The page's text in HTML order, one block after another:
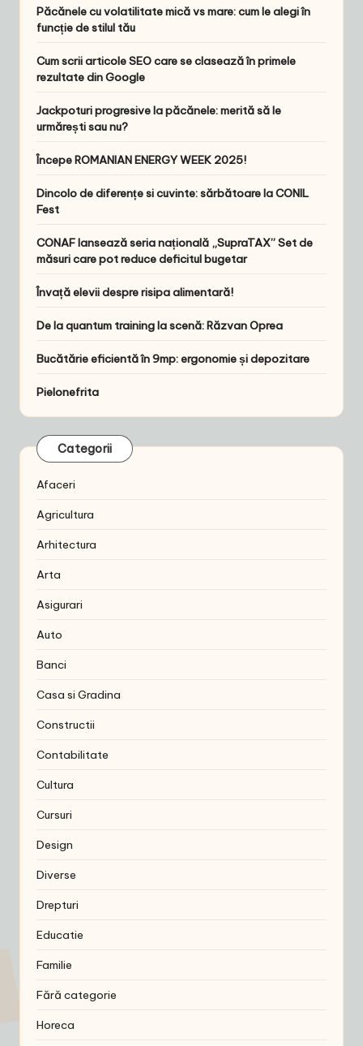
Păcănele cu volatilitate mică vs mare: cum le alegi în
funcție de stilul tău
Cum scrii articole SEO care se clasează în primele
rezultate din Google
Jackpoturi progresive la păcănele: merită să le
urmărești sau nu?
Începe ROMANIAN ENERGY WEEK 2025!
Dincolo de diferențe si cuvinte: sărbătoare la CONIL
Fest
CONAF lansează seria națională „SupraTAX” Set de
măsuri care pot reduce deficitul bugetar
Învață elevii despre risipa alimentară!
De la quantum training la scenă: Răzvan Oprea
Bucătărie eficientă în 9mp: ergonomie și depozitare
Pielonefrita
Categorii
Afaceri
Agricultura
Arhitectura
Arta
Asigurari
Auto
Banci
Casa si Gradina
Constructii
Contabilitate
Cultura
Cursuri
Design
Diverse
Drepturi
Educatie
Familie
Fără categorie
Horeca